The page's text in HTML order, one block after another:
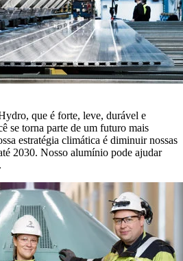
que é forte, leve, durável e
se torna parte de um futuro mais
estratégia climática é diminuir nossas
2030. Nosso alumínio pode ajudar